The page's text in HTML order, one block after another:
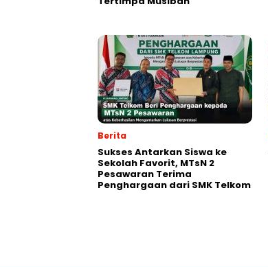
Berita
Sukses Antarkan Siswa ke
Sekolah Favorit, MTsN 2
Pesawaran Terima
Penghargaan dari SMK Telkom